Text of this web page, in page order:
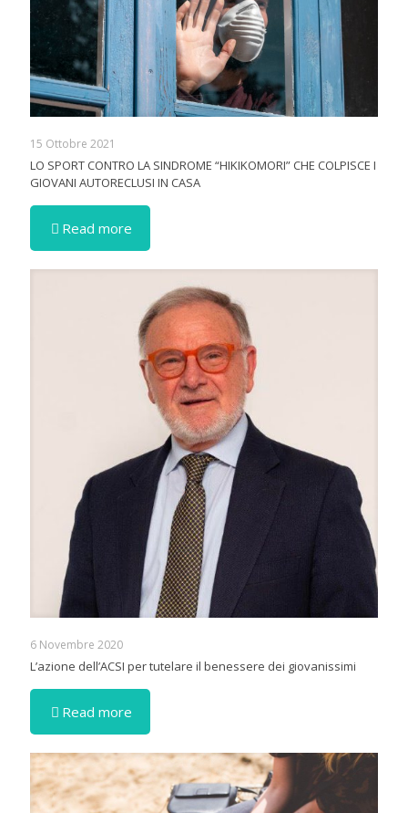
15 Ottobre 2021
LO SPORT CONTRO LA SINDROME “HIKIKOMORI” CHE COLPISCE I
GIOVANI AUTORECLUSI IN CASA
Read more
6 Novembre 2020
L’azione dell’ACSI per tutelare il benessere dei giovanissimi
Read more